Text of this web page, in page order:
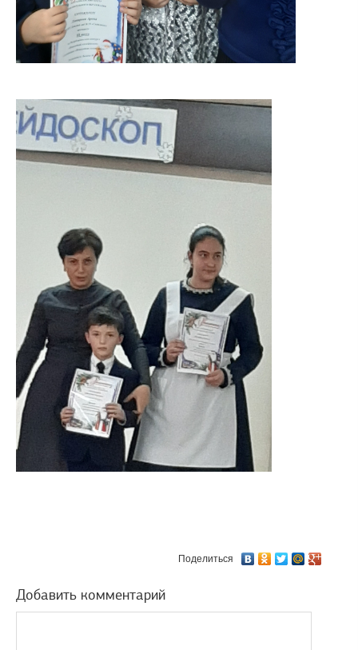
Поделиться
Добавить комментарий